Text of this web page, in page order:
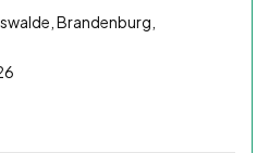
Brandenburg,